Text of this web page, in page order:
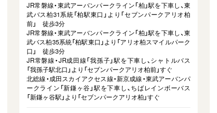
JR常磐線・東武アーバンパークライン「柏」駅を下車し、東
武バス柏31系統「柏駅東口」より「セブンパークアリオ柏
前」 徒歩3分
JR常磐線・東武アーバンパークライン「柏」駅を下車し、東
武バス柏35系統「柏駅東口」より「アリオ柏スマイルパーク
口」 徒歩3分
JR常磐線・JR成田線「我孫子」駅を下車し、シャトルバス
「我孫子駅北口」より「セブンパークアリオ柏前」すぐ
北総線・成田スカイアクセス線・新京成線・東武アーバンパ
ークライン「新鎌ヶ谷」駅を下車し、ちばレインボーバス
「新鎌ヶ谷駅」より「セブンパークアリオ柏」すぐ